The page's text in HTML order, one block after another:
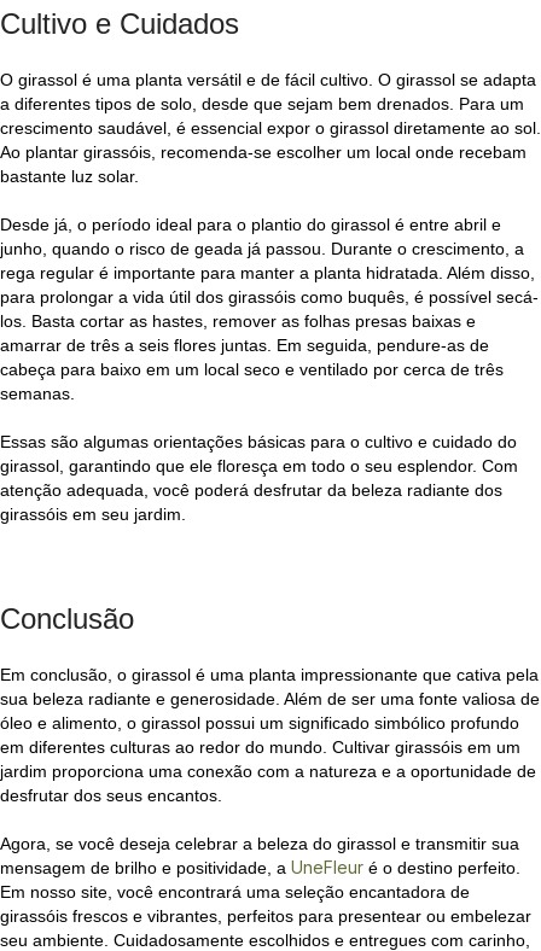
Cultivo e Cuidados
O girassol é uma planta versátil e de fácil cultivo. O girassol se adapta
a diferentes tipos de solo, desde que sejam bem drenados. Para um
crescimento saudável, é essencial expor o girassol diretamente ao sol.
Ao plantar girassóis, recomenda-se escolher um local onde recebam
bastante luz solar.
Desde já, o período ideal para o plantio do girassol é entre abril e
junho, quando o risco de geada já passou. Durante o crescimento, a
rega regular é importante para manter a planta hidratada. Além disso,
para prolongar a vida útil dos girassóis como buquês, é possível secá-
los. Basta cortar as hastes, remover as folhas presas baixas e
amarrar de três a seis flores juntas. Em seguida, pendure-as de
cabeça para baixo em um local seco e ventilado por cerca de três
semanas.
Essas são algumas orientações básicas para o cultivo e cuidado do
girassol, garantindo que ele floresça em todo o seu esplendor. Com
atenção adequada, você poderá desfrutar da beleza radiante dos
girassóis em seu jardim.
Conclusão
Em conclusão, o girassol é uma planta impressionante que cativa pela
sua beleza radiante e generosidade. Além de ser uma fonte valiosa de
óleo e alimento, o girassol possui um significado simbólico profundo
em diferentes culturas ao redor do mundo. Cultivar girassóis em um
jardim proporciona uma conexão com a natureza e a oportunidade de
desfrutar dos seus encantos.
Agora, se você deseja celebrar a beleza do girassol e transmitir sua
mensagem de brilho e positividade, a UneFleur é o destino perfeito.
Em nosso site, você encontrará uma seleção encantadora de
girassóis frescos e vibrantes, perfeitos para presentear ou embelezar
seu ambiente. Cuidadosamente escolhidos e entregues com carinho,